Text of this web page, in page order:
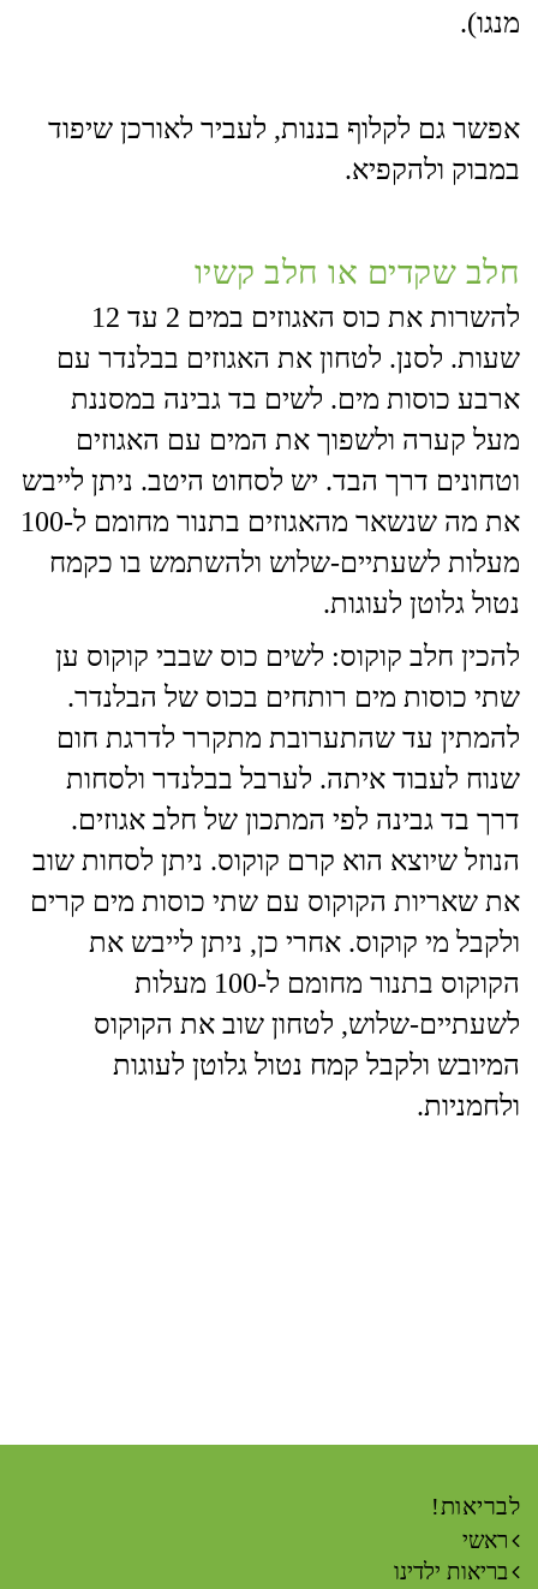
מנגו).
אפשר גם לקלוף בננות, לעביר לאורכן שיפוד
במבוק ולהקפיא.
חלב שקדים או חלב קשיו
להשרות את כוס האגוזים במים 2 עד 12
שעות. לסנן. לטחון את האגוזים בבלנדר עם
ארבע כוסות מים. לשים בד גבינה במסננת
מעל קערה ולשפוך את המים עם האגוזים
וטחונים דרך הבד. יש לסחוט היטב. ניתן לייבש
את מה שנשאר מהאגוזים בתנור מחומם ל-100
מעלות לשעתיים-שלוש ולהשתמש בו כקמח
נטול גלוטן לעוגות.
להכין חלב קוקוס: לשים כוס שבבי קוקוס ען
שתי כוסות מים רותחים בכוס של הבלנדר.
להמתין עד שהתערובת מתקרר לדרגת חום
שנוח לעבוד איתה. לערבל בבלנדר ולסחות
דרך בד גבינה לפי המתכון של חלב אגוזים.
הנוזל שיוצא הוא קרם קוקוס. ניתן לסחות שוב
את שאריות הקוקוס עם שתי כוסות מים קרים
ולקבל מי קוקוס. אחרי כן, ניתן לייבש את
הקוקוס בתנור מחומם ל-100 מעלות
לשעתיים-שלוש, לטחון שוב את הקוקוס
המיובש ולקבל קמח נטול גלוטן לעוגות
ולחמניות.
לבריאות!
ראשי
בריאות ילדינו